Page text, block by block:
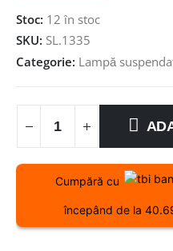
Stoc: 12 în stoc
SKU: SL.1335
Categorie: Lampă
Cumpără cu
începând de la